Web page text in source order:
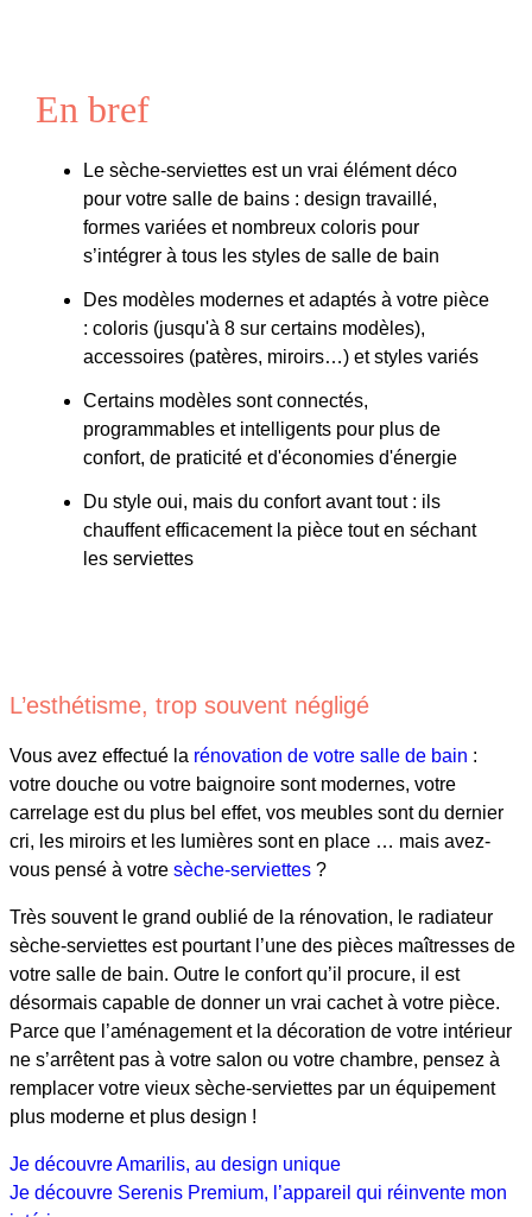
En bref
Le sèche-serviettes est un vrai élément déco
pour votre salle de bains : design travaillé,
formes variées et nombreux coloris pour
s’intégrer à tous les styles de salle de bain
Des modèles modernes et adaptés à votre pièce
: coloris (jusqu'à 8 sur certains modèles),
accessoires (patères, miroirs…) et styles variés
Certains modèles sont connectés,
programmables et intelligents pour plus de
confort, de praticité et d'économies d'énergie
Du style oui, mais du confort avant tout : ils
chauffent efficacement la pièce tout en séchant
les serviettes
L’esthétisme, trop souvent négligé
Vous avez effectué la rénovation de votre salle de bain :
votre douche ou votre baignoire sont modernes, votre
carrelage est du plus bel effet, vos meubles sont du dernier
cri, les miroirs et les lumières sont en place … mais avez-
vous pensé à votre sèche-serviettes ?
Très souvent le grand oublié de la rénovation, le radiateur
sèche-serviettes est pourtant l’une des pièces maîtresses de
votre salle de bain. Outre le confort qu’il procure, il est
désormais capable de donner un vrai cachet à votre pièce.
Parce que l’aménagement et la décoration de votre intérieur
ne s’arrêtent pas à votre salon ou votre chambre, pensez à
remplacer votre vieux sèche-serviettes par un équipement
plus moderne et plus design !
Je découvre Amarilis, au design unique
Je découvre Serenis Premium, l’appareil qui réinvente mon